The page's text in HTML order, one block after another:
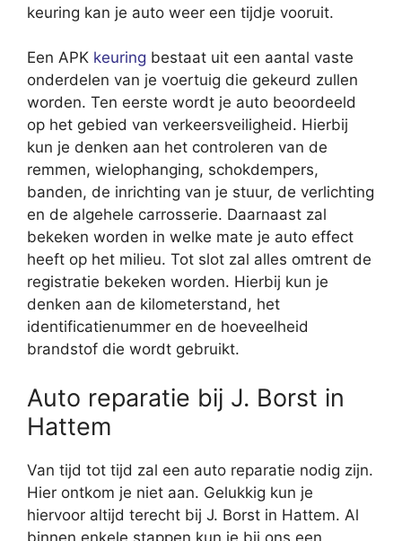
keuring kan je auto weer een tijdje vooruit.
Een APK keuring bestaat uit een aantal vaste
onderdelen van je voertuig die gekeurd zullen
worden. Ten eerste wordt je auto beoordeeld
op het gebied van verkeersveiligheid. Hierbij
kun je denken aan het controleren van de
remmen, wielophanging, schokdempers,
banden, de inrichting van je stuur, de verlichting
en de algehele carrosserie. Daarnaast zal
bekeken worden in welke mate je auto effect
heeft op het milieu. Tot slot zal alles omtrent de
registratie bekeken worden. Hierbij kun je
denken aan de kilometerstand, het
identificatienummer en de hoeveelheid
brandstof die wordt gebruikt.
Auto reparatie bij J. Borst in
Hattem
Van tijd tot tijd zal een auto reparatie nodig zijn.
Hier ontkom je niet aan. Gelukkig kun je
hiervoor altijd terecht bij J. Borst in Hattem. Al
binnen enkele stappen kun je bij ons een